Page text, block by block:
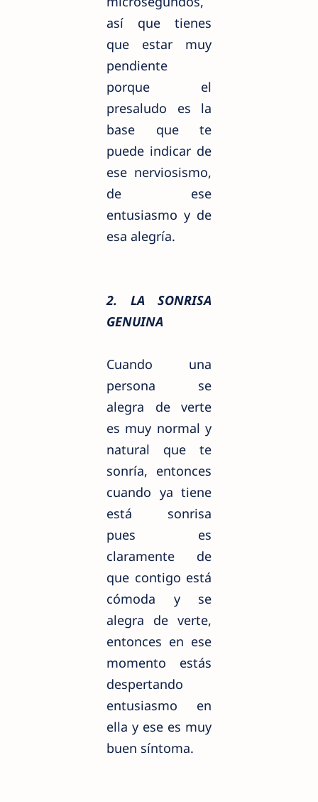
así que tienes
que estar muy
pendiente
porque el
presaludo es la
base que te
puede indicar de
ese nerviosismo,
de ese
entusiasmo y de
esa alegría.
2. LA SONRISA
GENUINA
Cuando una
persona se
alegra de verte
es muy normal y
natural que te
sonría, entonces
cuando ya tiene
está sonrisa
pues es
claramente de
que contigo está
cómoda y se
alegra de verte,
entonces en ese
momento estás
despertando
entusiasmo en
ella y ese es muy
buen síntoma.